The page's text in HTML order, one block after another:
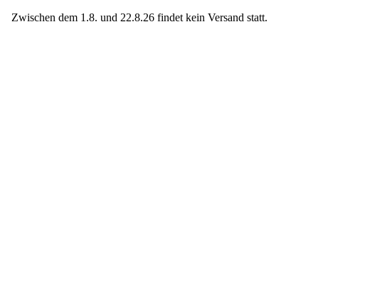
Zwischen dem 1.8. und 22.8.26 findet kein Versand statt.